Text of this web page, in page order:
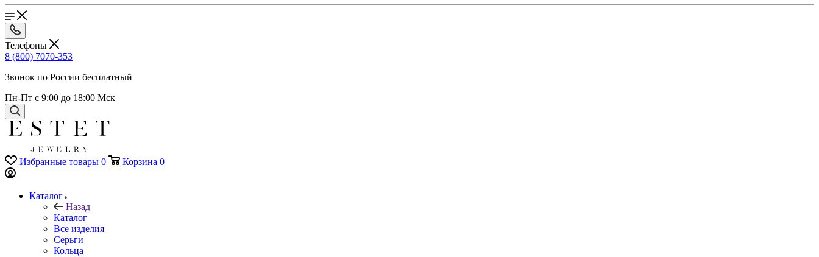
Телефоны
8 (800) 7070-353
Звонок по России бесплатный
Пн-Пт с 9:00 до 18:00 Мск
Избранные товары 0 Корзина 0
Каталог
Назад
Каталог
Все изделия
Серьги
Кольца